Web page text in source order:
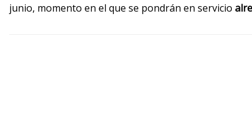
junio, momento en el que se pondrán en servicio